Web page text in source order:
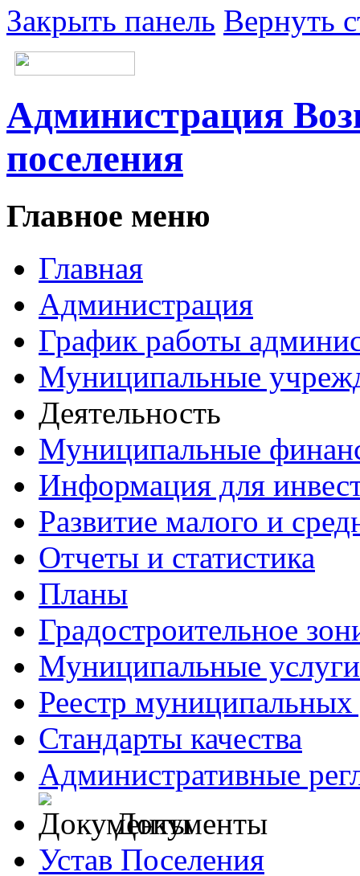
Закрыть панель Вернуть
Администрация
поселения
Главное меню
Главная
Администрация
График работы
Муниципальные
Деятельность
Муниципальные
Информация для
Развитие малого и
Отчеты и статистика
Планы
Градостроительное
Муниципальные услуги
Реестр муниципальных
Стандарты качества
Административные
Документы
Устав Поселения